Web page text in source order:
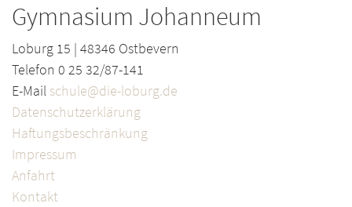
Gymnasium Johanneum
Loburg 15 | 48346 Ostbevern
Telefon 0 25 32/87-141
E-Mail schule@die-loburg.de
Datenschutzerklärung
Haftungsbeschränkung
Impressum
Anfahrt
Kontakt